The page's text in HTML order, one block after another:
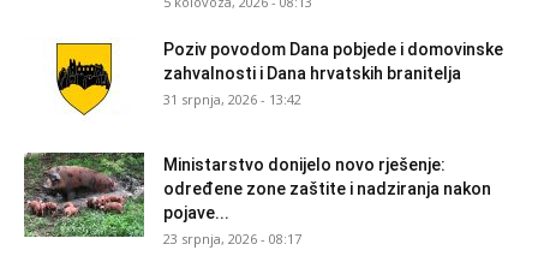
Poziv povodom Dana pobjede i domovinske
zahvalnosti i Dana hrvatskih branitelja
31 srpnja, 2026 - 13:42
Ministarstvo donijelo novo rješenje:
određene zone zaštite i nadziranja nakon
pojave...
23 srpnja, 2026 - 08:17